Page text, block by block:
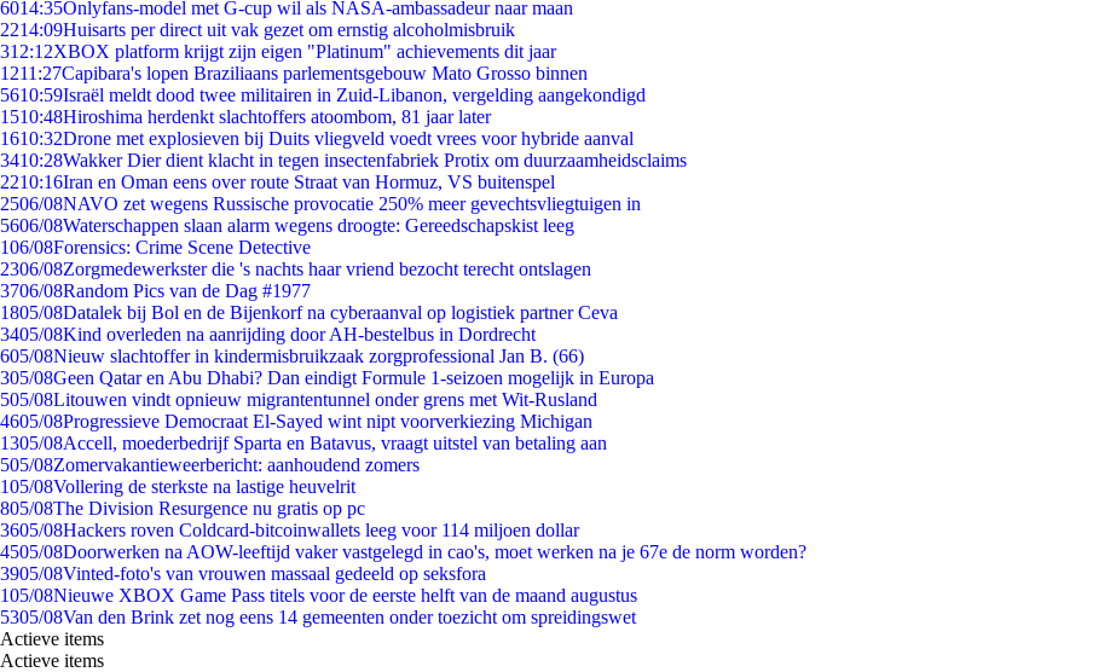
6014:35Onlyfans-model met G-cup wil als NASA-ambassadeur naar maan
2214:09Huisarts per direct uit vak gezet om ernstig alcoholmisbruik
312:12XBOX platform krijgt zijn eigen "Platinum" achievements dit jaar
1211:27Capibara's lopen Braziliaans parlementsgebouw Mato Grosso binnen
5610:59Israël meldt dood twee militairen in Zuid-Libanon, vergelding aangekondigd
1510:48Hiroshima herdenkt slachtoffers atoombom, 81 jaar later
1610:32Drone met explosieven bij Duits vliegveld voedt vrees voor hybride aanval
3410:28Wakker Dier dient klacht in tegen insectenfabriek Protix om duurzaamheidsclaims
2210:16Iran en Oman eens over route Straat van Hormuz, VS buitenspel
2506/08NAVO zet wegens Russische provocatie 250% meer gevechtsvliegtuigen in
5606/08Waterschappen slaan alarm wegens droogte: Gereedschapskist leeg
106/08Forensics: Crime Scene Detective
2306/08Zorgmedewerkster die 's nachts haar vriend bezocht terecht ontslagen
3706/08Random Pics van de Dag #1977
1805/08Datalek bij Bol en de Bijenkorf na cyberaanval op logistiek partner Ceva
3405/08Kind overleden na aanrijding door AH-bestelbus in Dordrecht
605/08Nieuw slachtoffer in kindermisbruikzaak zorgprofessional Jan B. (66)
305/08Geen Qatar en Abu Dhabi? Dan eindigt Formule 1-seizoen mogelijk in Europa
505/08Litouwen vindt opnieuw migrantentunnel onder grens met Wit-Rusland
4605/08Progressieve Democraat El-Sayed wint nipt voorverkiezing Michigan
1305/08Accell, moederbedrijf Sparta en Batavus, vraagt uitstel van betaling aan
505/08Zomervakantieweerbericht: aanhoudend zomers
105/08Vollering de sterkste na lastige heuvelrit
805/08The Division Resurgence nu gratis op pc
3605/08Hackers roven Coldcard-bitcoinwallets leeg voor 114 miljoen dollar
4505/08Doorwerken na AOW-leeftijd vaker vastgelegd in cao's, moet werken na je 67e de norm worden?
3905/08Vinted-foto's van vrouwen massaal gedeeld op seksfora
105/08Nieuwe XBOX Game Pass titels voor de eerste helft van de maand augustus
5305/08Van den Brink zet nog eens 14 gemeenten onder toezicht om spreidingswet
Actieve items
Actieve items